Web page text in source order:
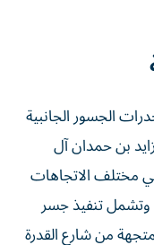
في الربع الرابع 2026 منحدرات الجسور الجانبية
بن حمدان آل
في مختلف الاتجاهات
وتشمل تنفيذ جسر
المتجهة من شارع القدرة